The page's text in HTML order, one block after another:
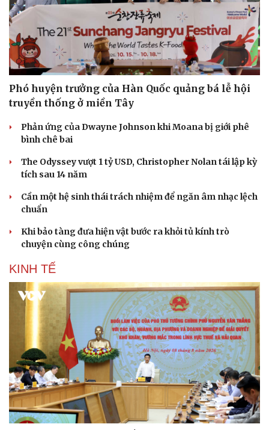
Sức khỏe
Dinh dưỡng - món ngon
Cây thuốc
Sản phụ khoa
Nhi khoa
Nam khoa
Làm đẹp - giảm cân
Phòng mạch online
Ăn sạch sống khỏe
Đời sống
Nhà đẹp
Blog
Tình yêu - Gia đình
Phó huyện trưởng của Hàn Quốc quảng bá lễ hội
truyền thống ở miền Tây
Phản ứng của Dwayne Johnson khi Moana bị giới phê
bình chê bai
The Odyssey vượt 1 tỷ USD, Christopher Nolan tái lập kỳ
tích sau 14 năm
Cần một hệ sinh thái trách nhiệm để ngăn âm nhạc lệch
chuẩn
Khi bảo tàng đưa hiện vật bước ra khỏi tủ kính trò
chuyện cùng công chúng
KINH TẾ